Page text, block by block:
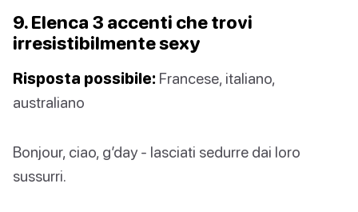
9. Elenca 3 accenti che trovi
irresistibilmente sexy
Risposta possibile: Francese, italiano,
australiano
Bonjour, ciao, g’day - lasciati sedurre dai loro
sussurri.